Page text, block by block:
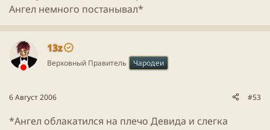
Ангел немного постанывал*
13z
Верховный Правитель Чародеи
6 Август 2006 #53
*Ангел облакатился на плечо Девида и слегка